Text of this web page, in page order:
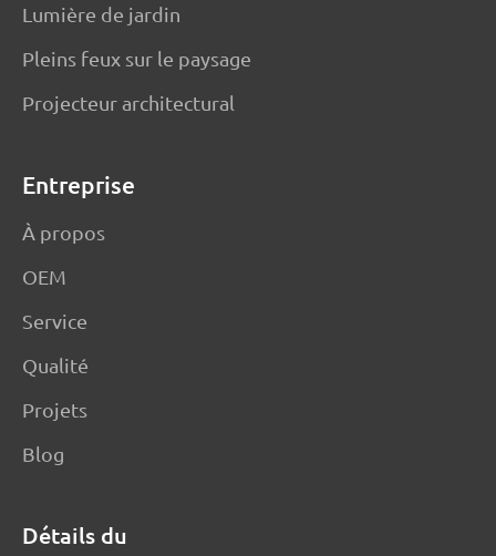
Lumière de jardin
Pleins feux sur le paysage
Projecteur architectural
Entreprise
À propos
OEM
Service
Qualité
Projets
Blog
Détails du